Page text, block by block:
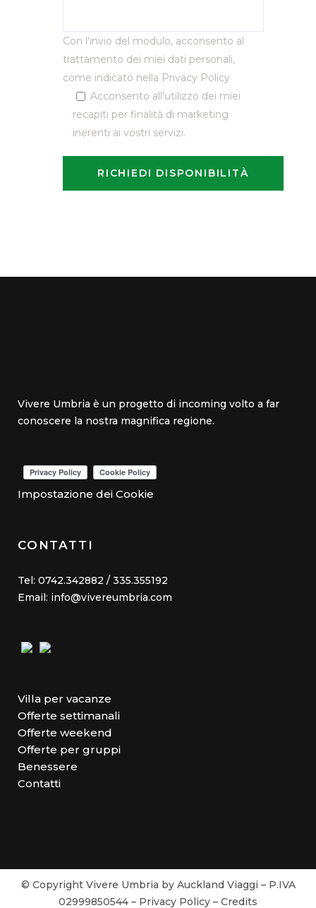
Con l'invio del modulo, acconsento al
trattamento dei miei dati personali,
come indicato nella Privacy Policy
Acconsento all'utilizzo dei miei
recapiti per finalità di marketing
inerenti ai vostri servizi.
Vivere Umbria è un progetto di incoming volto a far
conoscere la nostra magnifica regione.
Impostazione dei Cookie
CONTATTI
Tel: 0742.342882 / 335.355192
Email: info@vivereumbria.com
Villa per vacanze
Offerte settimanali
Offerte weekend
Offerte per gruppi
Benessere
Contatti
© Copyright Vivere Umbria by Auckland Viaggi – P.IVA
02999850544 – Privacy Policy – Credits